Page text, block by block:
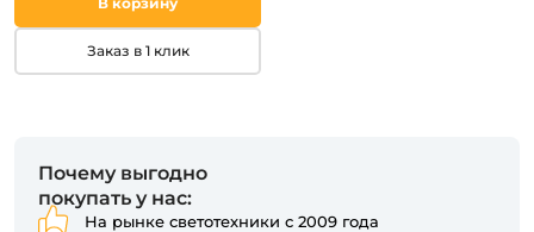
Заказ в 1 клик
Почему выгодно
покупать у нас:
На рынке светотехники с 2009 года